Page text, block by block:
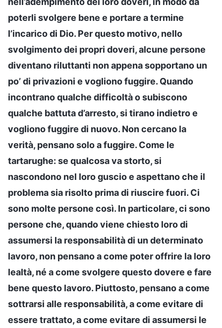
poterli svolgere bene e portare a termine
l’incarico di Dio. Per questo motivo, nello
svolgimento dei propri doveri, alcune persone
diventano riluttanti non appena sopportano un
po’ di privazioni e vogliono fuggire. Quando
incontrano qualche difficoltà o subiscono
qualche battuta d’arresto, si tirano indietro e
vogliono fuggire di nuovo. Non cercano la
verità, pensano solo a fuggire. Come le
tartarughe: se qualcosa va storto, si
nascondono nel loro guscio e aspettano che il
problema sia risolto prima di riuscire fuori. Ci
sono molte persone così. In particolare, ci sono
persone che, quando viene chiesto loro di
assumersi la responsabilità di un determinato
lavoro, non pensano a come poter offrire la loro
lealtà, né a come svolgere questo dovere e fare
bene questo lavoro. Piuttosto, pensano a come
sottrarsi alle responsabilità, a come evitare di
essere trattato, a come evitare di assumersi le